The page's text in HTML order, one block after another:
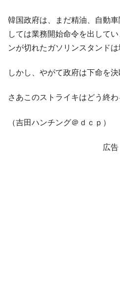
韓国政府は、まだ精油、自動
しては業務開始命令を出して
ンが切れたガソリンスタンドは
しかし、やがて政府は下命を
さあこのストライキはどう終わ
（吉田ハンチング＠ｄｃｐ）
広告